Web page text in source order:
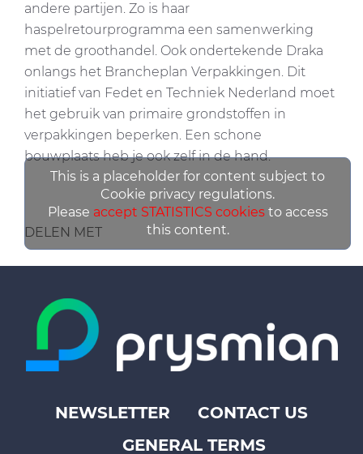
andere partijen. Zo is haar
haspelretourprogramma een samenwerking
met de groothandel. Ook ondertekende Draka
onlangs het Brancheplan Verpakkingen. Dit
initiatief van Fedet en Techniek Nederland moet
het gebruik van primaire grondstoffen in
verpakkingen beperken. Een schone
bouwplaats heb je ook zelf in de hand.
DELEN MET
This is a placeholder for content subject to
Cookie privacy regulations.
Please accept STATISTICS cookiesto access
this content.
Footer
NEWSLETTER
CONTACT US
GENERAL TERMS